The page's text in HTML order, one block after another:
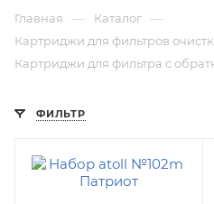
Главная — Каталог —
Картриджи для фильтров
Картриджи для фильтра с
ФИЛЬТР